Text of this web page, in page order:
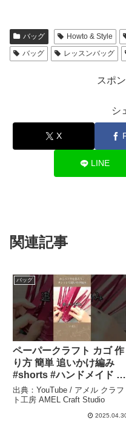
バッグ Howto & Style
バッグ
レッスンバッグ
スポ
シ
X
LINE
関連記事
バッグ
ペーパークラフト カゴ 作
り方 簡単 追いかけ編み
#shorts #ハンドメイド #
ペーパーバック – アメル
クラフト工房 AMEL Craft
出典：YouTube / アメル クラフ
ト工房 AMEL Craft Studio